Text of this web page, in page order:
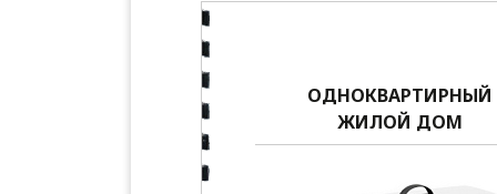
ОДНОКВАРТИРНЫЙ
ЖИЛОЙ ДОМ